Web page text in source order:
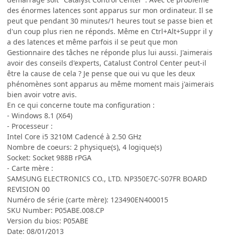
des énormes latences sont apparus sur mon ordinateur. Il se
peut que pendant 30 minutes/1 heures tout se passe bien et
d'un coup plus rien ne réponds. Même en Ctrl+Alt+Suppr il y
a des latences et même parfois il se peut que mon
Gestionnaire des tâches ne réponde plus lui aussi. J'aimerais
avoir des conseils d'experts, Catalust Control Center peut-il
être la cause de cela ? Je pense que oui vu que les deux
phénomènes sont apparus au même moment mais j'aimerais
bien avoir votre avis.
En ce qui concerne toute ma configuration :
- Windows 8.1 (X64)
- Processeur :
Intel Core i5 3210M Cadencé à 2.50 GHz
Nombre de coeurs: 2 physique(s), 4 logique(s)
Socket: Socket 988B rPGA
- Carte mère :
SAMSUNG ELECTRONICS CO., LTD. NP350E7C-S07FR BOARD
REVISION 00
Numéro de série (carte mère): 123490EN400015
SKU Number: P05ABE.008.CP
Version du bios: P05ABE
Date: 08/01/2013